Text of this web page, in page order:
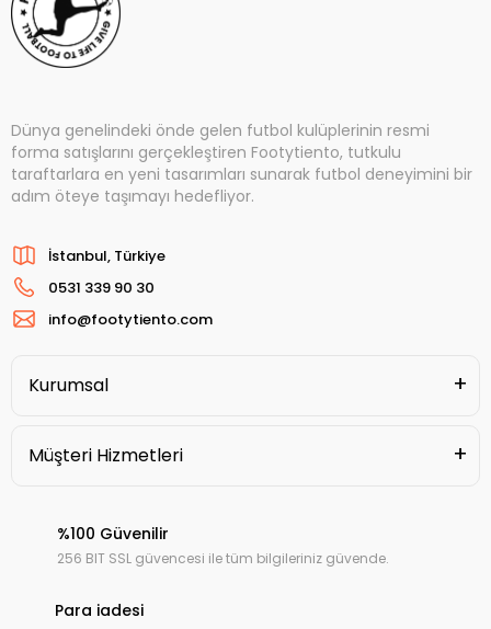
Dünya genelindeki önde gelen futbol kulüplerinin resmi
forma satışlarını gerçekleştiren Footytiento, tutkulu
taraftarlara en yeni tasarımları sunarak futbol deneyimini bir
adım öteye taşımayı hedefliyor.
İstanbul, Türkiye
0531 339 90 30
info@footytiento.com
Kurumsal
Müşteri Hizmetleri
%100 Güvenilir
256 BIT SSL güvencesi ile tüm bilgileriniz güvende.
Para iadesi